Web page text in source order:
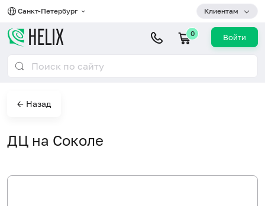
Санкт-Петербург Клиентам
0 Войти
← Назад
ДЦ на Соколе